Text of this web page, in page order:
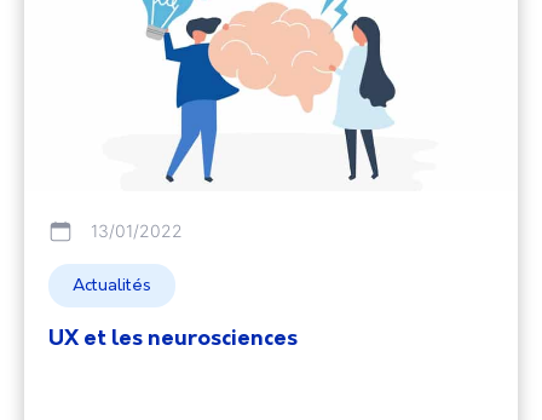
13/01/2022
Actualités
UX et les neurosciences